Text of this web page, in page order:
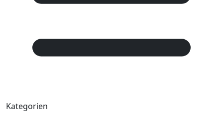
Kategorien